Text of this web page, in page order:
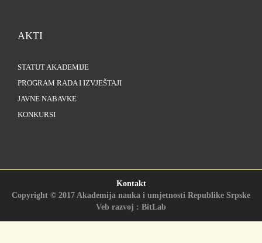
AKTI
STATUT AKADEMIJE
PROGRAM RADA I IZVJEŠTAJI
JAVNE NABAVKE
KONKURSI
Kontakt
Copyright © 2017 Akademija nauka i umjetnosti Republike Srpske
Veb razvoj : BitLab